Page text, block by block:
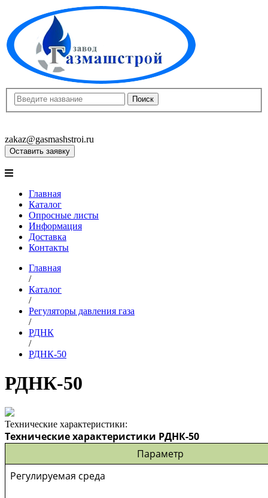
zakaz@gasmashstroi.ru
Оставить заявку
Главная
Каталог
Опросные листы
Информация
Доставка
Контакты
Главная
/
Каталог
/
Регуляторы давления газа
/
РДНК
/
РДНК-50
РДНК-50
Технические характеристики:
Технические характеристики РДНК-50
Параметр
Регулируемая среда